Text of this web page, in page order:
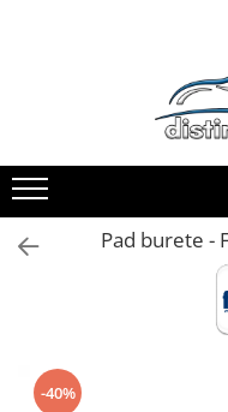
Unelte Tornador®
Piese de Schimb
Maşini de Polishat
Talere şi Piese de Schimb
Pre-Spălare şi Spălare
Pad burete -
-40%